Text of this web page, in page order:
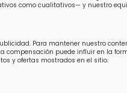
como cualitativos— y nuestro
Para mantener nuestro
compensación puede influir en la
y ofertas mostrados en el sitio.